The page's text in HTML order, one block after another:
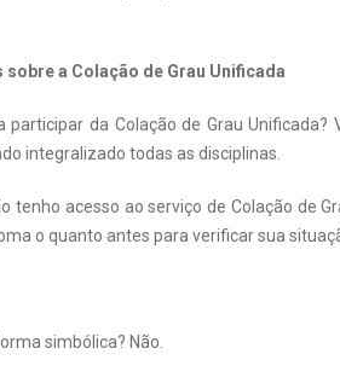
a Colação de Grau Unificada
participar da Colação de Grau
integralizado todas as disciplinas.
tenho acesso ao serviço de Colação de
o quanto antes para verificar sua
simbólica? Não.